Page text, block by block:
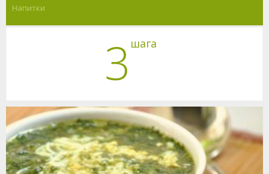
Напитки
3 шага